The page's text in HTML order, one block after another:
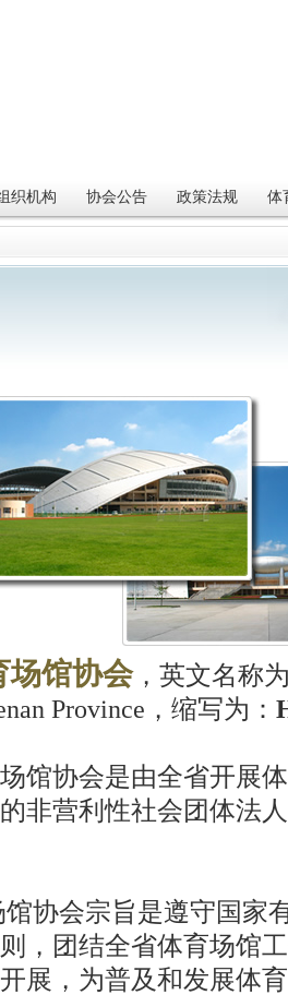
织机构 协会公告 政策法规 体
场馆协会，英文名称
Province，缩写为：
协会是由全省开展体
非营利性社会团体法
会宗旨是遵守国家
，团结全省体育场馆
展，为普及和发展体